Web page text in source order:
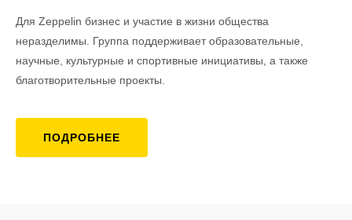
Для Zeppelin бизнес и участие в жизни общества
неразделимы. Группа поддерживает образовательные,
научные, культурные и спортивные инициативы, а также
благотворительные проекты.
ПОДРОБНЕЕ